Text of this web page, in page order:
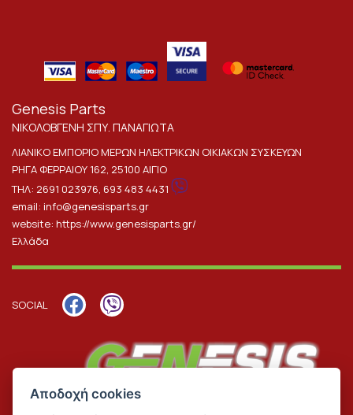
Genesis Parts
ΝΙΚΟΛΟΒΓΕΝΗ ΣΠΥ. ΠΑΝΑΓΙΩΤΑ
ΛΙΑΝΙΚΟ ΕΜΠΟΡΙΟ ΜΕΡΩΝ ΗΛΕΚΤΡΙΚΩΝ ΟΙΚΙΑΚΩΝ ΣΥΣΚΕΥΩΝ
ΡΗΓΑ ΦΕΡΡΑΙΟΥ 162, 25100 ΑΙΓΙΟ
ΤΗΛ: 2691 023976, 693 483 4431
email: info@genesisparts.gr
website: https://www.genesisparts.gr/
Ελλάδα
SOCIAL
Αποδοχή cookies